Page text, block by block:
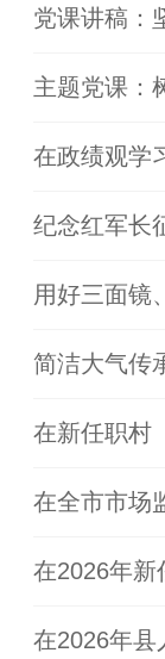
党课讲稿：
主题党课：
在政绩观学
纪念红军长
用好三面镜
简洁大气传
在新任职村
在全市市场
在2026年新
在2026年县